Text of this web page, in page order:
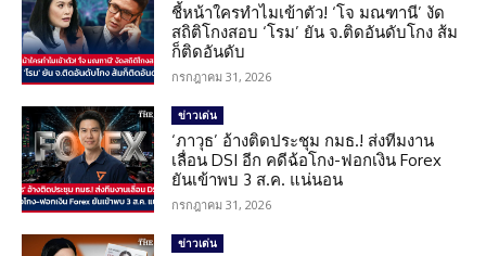
ชี้หน้าใครทำไมเข้าตัว! ‘โจ มณฑานี’ งัด
สถิติโกงสอบ ‘โรม’ ยัน จ.ติดอันดับโกง ส้ม
ก็ติดอันดับ
กรกฎาคม 31, 2026
ข่าวเด่น
‘ภาวุธ’ อ้างติดประชุม กมธ.! ส่งทีมงาน
เลื่อน DSI อีก คดีฉ้อโกง-ฟอกเงิน Forex
ยันเข้าพบ 3 ส.ค. แน่นอน
กรกฎาคม 31, 2026
ข่าวเด่น